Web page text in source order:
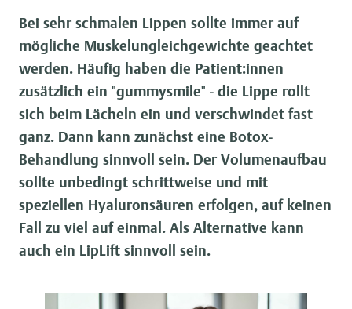
Bei sehr schmalen Lippen sollte immer auf
mögliche Muskelungleichgewichte geachtet
werden. Häufig haben die Patient:innen
zusätzlich ein "gummysmile" - die Lippe rollt
sich beim Lächeln ein und verschwindet fast
ganz. Dann kann zunächst eine Botox-
Behandlung sinnvoll sein. Der Volumenaufbau
sollte unbedingt schrittweise und mit
speziellen Hyaluronsäuren erfolgen, auf keinen
Fall zu viel auf einmal. Als Alternative kann
auch ein LipLift sinnvoll sein.